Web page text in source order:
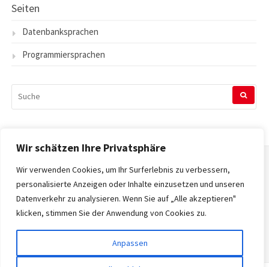
Wir schätzen Ihre Privatsphäre
Wir verwenden Cookies, um Ihr Surferlebnis zu verbessern,
personalisierte Anzeigen oder Inhalte einzusetzen und unseren
Datenverkehr zu analysieren. Wenn Sie auf „Alle akzeptieren"
klicken, stimmen Sie der Anwendung von Cookies zu.
Anpassen
Seiten
Datenbanksprachen
Programmiersprachen
NACH:
Startseite
Datenschutzerklärung